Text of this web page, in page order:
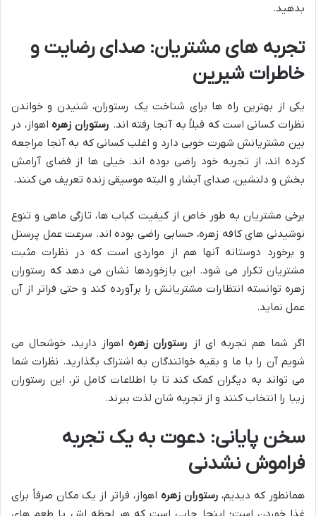
بدهید.
تجربه های مشتریان: صدای رضایت و
خاطرات شیرین
یکی از بهترین راه ها برای شناخت یک رستوران، شنیدن و خواندن
نظرات کسانی است که قبلاً به آنجا رفته اند. رستوران زهرهاهواز، در
بین مشتریانش شهرت خوبی دارد و اغلب کسانی که به آنجا مراجعه
کرده اند، از تجربه خود راضی بوده اند. خیلی ها از فضای آرامش
بخش و دلنشین، صدای آبشار و البته موسیقی زنده تعریف می کنند.
برخی مشتریان به طور خاص از کیفیت کباب ها، تازگی ماهی و تنوع
نوشیدنی های کافه زهره، حسابی راضی بوده اند. سرعت عمل پرسنل
و برخورد دوستانه آنها هم از مواردی است که در نظرات مثبت
مشتریان تکرار می شود. این بازخوردها نشان می دهد که رستوران
زهره توانسته انتظارات مشتریانش را برآورده کند و حتی فراتر از آن
عمل نماید.
اگر شما هم تجربه ای از رستوران زهرهاهواز دارید، خوشحال می
شویم آن را با ما و بقیه خوانندگان به اشتراک بگذارید. نظرات شما
می تواند به دیگران کمک کند تا با اطلاعات کامل تر، این رستوران
زیبا را انتخاب کنند و از تجربه شان لذت ببرند.
سخن پایانی: دعوت به یک تجربه
فراموش نشدنی
همانطور که دیدیم، رستوران زهره اهواز، فراتر از یک مکان صرفاً برای